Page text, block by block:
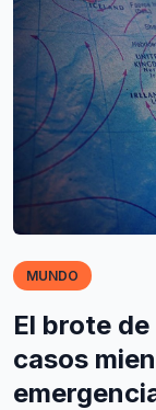
MUNDO
El brote
casos